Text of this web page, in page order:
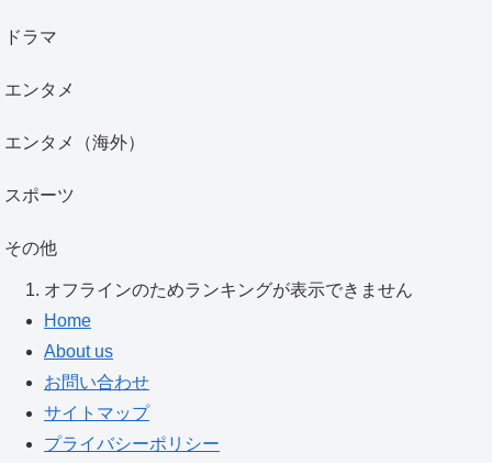
ドラマ
エンタメ
エンタメ（海外）
スポーツ
その他
オフラインのためランキングが表示できません
Home
About us
お問い合わせ
サイトマップ
プライバシーポリシー